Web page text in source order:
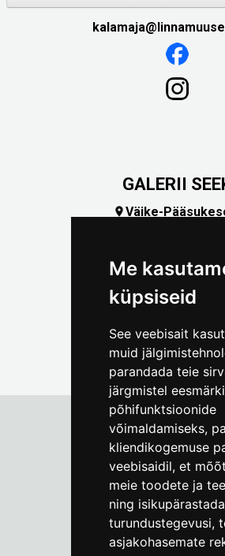
Me
küpsiseid
See veebisait
muid
parandada teie
järgmistel
põhifunktsioonide
võimaldamiseks,
kliendikogemuse
veebisaidil, et
meie toodete ja
ning isikupärastada
turundustegevusi,
asjakohasemate
GALERII
Väike-
Tallinna
Vene 17
E-R kell 9-17(+372)